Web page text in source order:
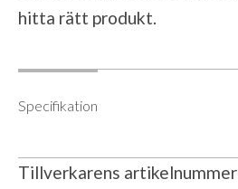
hitta rätt produkt.
Specifikation
Tillverkarens artikelnummer